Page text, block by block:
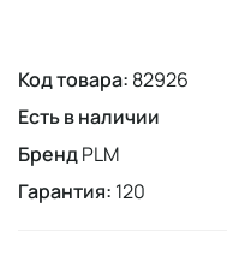
Код товара: 82926
Есть в наличии
БрендPLM
Гарантия: 120